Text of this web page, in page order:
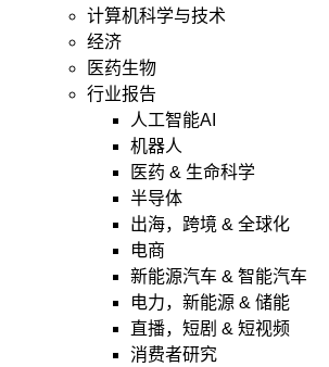
计算机科学与技术
经济
医药生物
行业报告
人工智能AI
机器人
医药 & 生命科学
半导体
出海，跨境 & 全球化
电商
新能源汽车 & 智能汽车
电力，新能源 & 储能
直播，短剧 & 短视频
消费者研究